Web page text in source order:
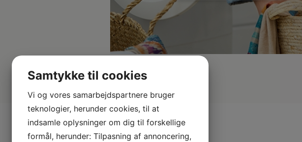
Samtykke til cookies
Vi og vores samarbejdspartnere bruger
teknologier, herunder cookies, til at
indsamle oplysninger om dig til forskellige
formål, herunder: Tilpasning af annoncering,